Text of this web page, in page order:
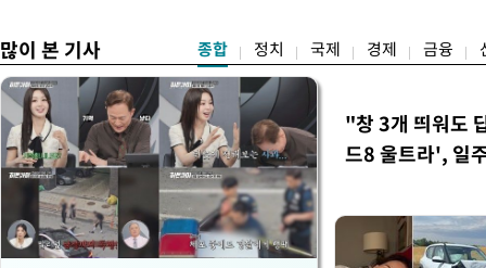
많이 본 기사 종합 정치 국제 경제 금융
"창 3개 띄워도
드8 울트라', 일